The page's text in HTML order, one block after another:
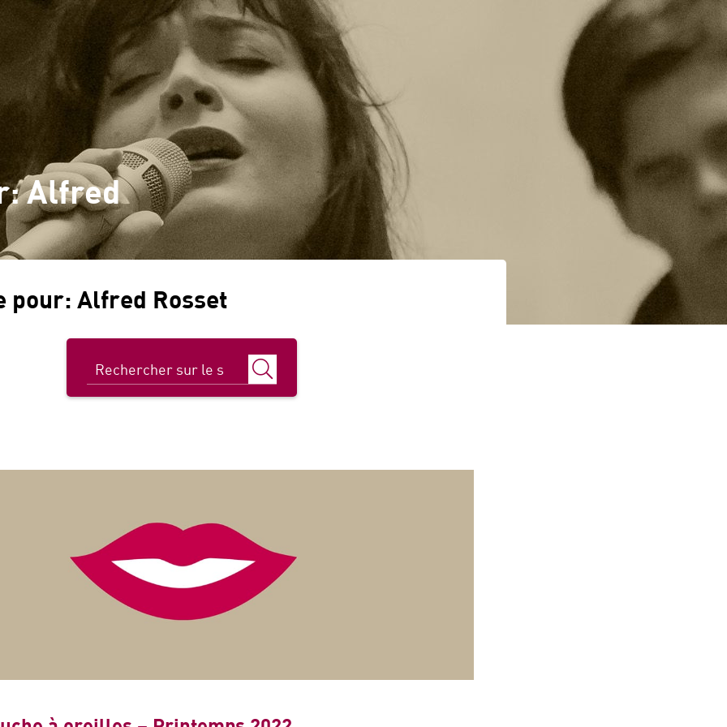
Services Offre en ligne Collections et patrimoine A propos
Paiement Contact en
Alfred
pour: Alfred Rosset